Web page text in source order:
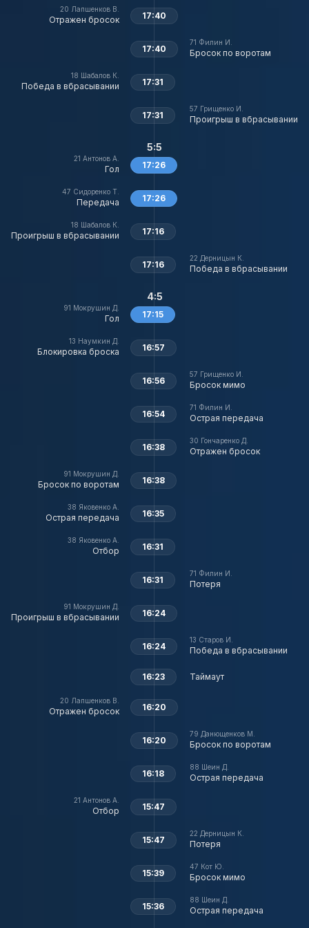
20 Лапшенков В.
Отражен бросок 17:40
71 Филин И.
Бросок по воротам
17:40
18 Шабалов К.
Победа в вбрасывании 17:31
57 Грищенко И.
Проигрыш в вбрасывании
17:31
21 Антонов А.
Гол
5:5
17:26
47 Сидоренко Т.
Передача 17:26
18 Шабалов К.
Проигрыш в вбрасывании 17:16
22 Дерницын К.
Победа в вбрасывании
17:16
91 Мокрушин Д.
Гол
4:5
17:15
13 Наумкин Д.
Блокировка броска 16:57
57 Грищенко И.
Бросок мимо
16:56
71 Филин И.
Острая передача
16:54
30 Гончаренко Д.
Отражен бросок
16:38
91 Мокрушин Д.
Бросок по воротам 16:38
38 Яковенко А.
Острая передача 16:35
38 Яковенко А.
Отбор 16:31
71 Филин И.
Потеря
16:31
91 Мокрушин Д.
Проигрыш в вбрасывании 16:24
13 Старов И.
Победа в вбрасывании
16:24
Таймаут
16:23
20 Лапшенков В.
Отражен бросок 16:20
79 Данющенков М.
Бросок по воротам
16:20
88 Шеин Д.
Острая передача
16:18
21 Антонов А.
Отбор 15:47
22 Дерницын К.
Потеря
15:47
47 Кот Ю.
Бросок мимо
15:39
88 Шеин Д.
Острая передача
15:36